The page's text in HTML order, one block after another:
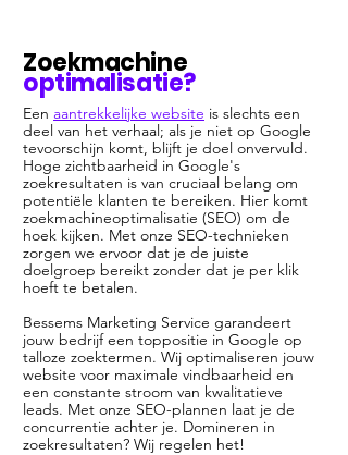
Zoekmachine
optimalisatie?
Een aantrekkelijke website is slechts een
deel van het verhaal; als je niet op Google
tevoorschijn komt, blijft je doel onvervuld.
Hoge zichtbaarheid in Google's
zoekresultaten is van cruciaal belang om
potentiële klanten te bereiken. Hier komt
zoekmachineoptimalisatie (SEO) om de
hoek kijken. Met onze SEO-technieken
zorgen we ervoor dat je de juiste
doelgroep bereikt zonder dat je per klik
hoeft te betalen.
Bessems Marketing Service garandeert
jouw bedrijf een toppositie in Google op
talloze zoektermen. Wij optimaliseren jouw
website voor maximale vindbaarheid en
een constante stroom van kwalitatieve
leads. Met onze SEO-plannen laat je de
concurrentie achter je. Domineren in
zoekresultaten? Wij regelen het!